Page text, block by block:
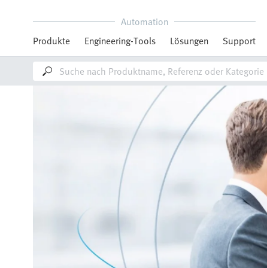
Automation
Produkte
Engineering-Tools Lösungen Support